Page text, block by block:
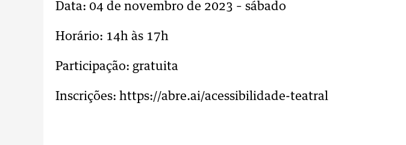
Data: 04 de novembro de 2023 – sábado
Horário: 14h às 17h
Participação: gratuita
Inscrições: https://abre.ai/acessibilidade-teatral